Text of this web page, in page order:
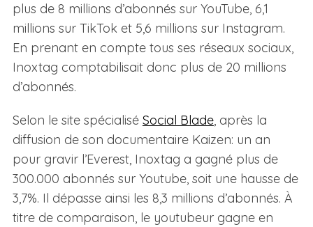
plus de 8 millions d’abonnés sur YouTube, 6,1
millions sur TikTok et 5,6 millions sur Instagram.
En prenant en compte tous ses réseaux sociaux,
Inoxtag comptabilisait donc plus de 20 millions
d’abonnés.
Selon le site spécialisé Social Blade, après la
diffusion de son documentaire Kaizen: un an
pour gravir l’Everest, Inoxtag a gagné plus de
300.000 abonnés sur Youtube, soit une hausse de
3,7%. Il dépasse ainsi les 8,3 millions d’abonnés. À
titre de comparaison, le youtubeur gagne en